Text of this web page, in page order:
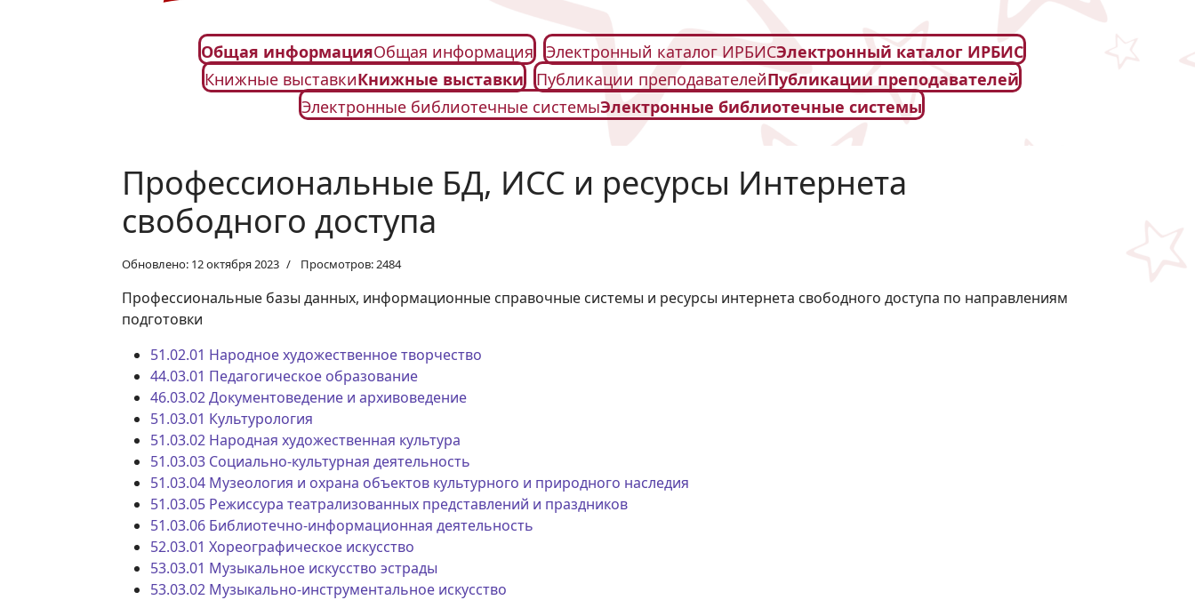
Общая информацияОбщая информация Электронный каталог ИРБИСЭлектронный каталог ИРБИС
Книжные выставкиКнижные выставки Публикации преподавателейПубликации преподавателей
Электронные библиотечные системыЭлектронные библиотечные системы
Профессиональные БД, ИСС и ресурсы Интернета
свободного доступа
Обновлено: 12 октября 2023 Просмотров: 2484
Профессиональные базы данных, информационные справочные системы и ресурсы интернета свободного доступа по направлениям
подготовки
51.02.01 Народное художественное творчество
44.03.01 Педагогическое образование
46.03.02 Документоведение и архивоведение
51.03.01 Культурология
51.03.02 Народная художественная культура
51.03.03 Социально-культурная деятельность
51.03.04 Музеология и охрана объектов культурного и природного наследия
51.03.05 Режиссура театрализованных представлений и праздников
51.03.06 Библиотечно-информационная деятельность
52.03.01 Хореографическое искусство
53.03.01 Музыкальное искусство эстрады
53.03.02 Музыкально-инструментальное искусство